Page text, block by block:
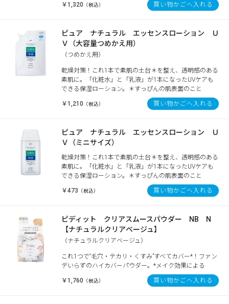
￥1,320 （税込） 買い物かごへ入れる
ピュア ナチュラル エッセンスローション Ｕ
Ｖ（大容量つめかえ用）
（つめかえ用）
乾燥対策！これ1本で素肌の土台＊を整え、透明感のある
素肌に。「化粧水」と「乳液」が1本になったUVケアも
できる保湿ローション。＊すっぴんの肌表面のこと
￥1,210 （税込） 買い物かごへ入れる
ピュア ナチュラル エッセンスローション Ｕ
Ｖ（ミニサイズ）
乾燥対策！これ1本で素肌の土台＊を整え、透明感のある
素肌に。「化粧水」と「乳液」が1本になったUVケアも
できる保湿ローション。＊すっぴんの肌表面のこと
￥473 （税込） 買い物かごへ入れる
ピディット クリアスムースパウダー NB N
【ナチュラルクリアベージュ】
（ナチュラルクリアベージュ）
これ1つで“毛穴・テカリ・くすみ”すべてカバー*！ファン
デいらずのハイカバーパウダー。*メイク効果による
￥1,760 （税込） 買い物かごへ入れる